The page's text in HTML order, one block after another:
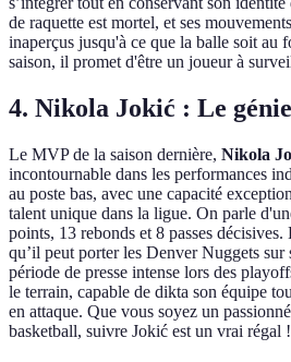
de raquette est mortel, et ses
inaperçus jusqu'à ce que la balle soit au
saison, il promet d'être un joueur à
4. Nikola Jokić : Le
Le MVP de la saison dernière, Nikola
incontournable dans les performances
au poste bas, avec une capacité
talent unique dans la ligue. On parle
points, 13 rebonds et 8 passes
qu’il peut porter les Denver Nuggets sur
période de presse intense lors des
le terrain, capable de dikta son équipe
en attaque. Que vous soyez un
basketball, suivre Jokić est un vrai régal !